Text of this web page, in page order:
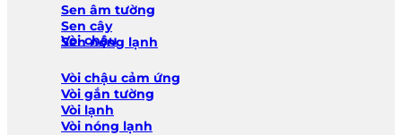
Sen âm tường
Sen cây
Sen nóng lạnh
Vòi chậu
Vòi chậu cảm ứng
Vòi gắn tường
Vòi lạnh
Vòi nóng lạnh